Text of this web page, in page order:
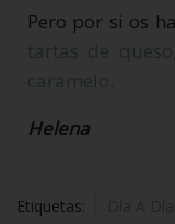
Pero por si os
tartas de
caramelo.
Helena
Etiquetas: Día A Día